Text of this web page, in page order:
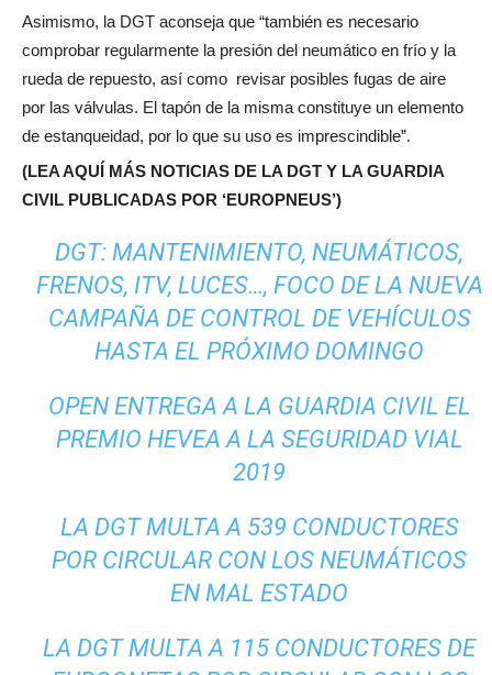
Asimismo, la DGT aconseja que “también es necesario
comprobar regularmente la presión del neumático en frío y la
rueda de repuesto, así como revisar posibles fugas de aire
por las válvulas. El tapón de la misma constituye un elemento
de estanqueidad, por lo que su uso es imprescindible”.
(LEA AQUÍ MÁS NOTICIAS DE LA DGT Y LA GUARDIA
CIVIL PUBLICADAS POR ‘EUROPNEUS’)
DGT: MANTENIMIENTO, NEUMÁTICOS,
FRENOS, ITV, LUCES…, FOCO DE LA NUEVA
CAMPAÑA DE CONTROL DE VEHÍCULOS
HASTA EL PRÓXIMO DOMINGO
OPEN ENTREGA A LA GUARDIA CIVIL EL
PREMIO HEVEA A LA SEGURIDAD VIAL
2019
LA DGT MULTA A 539 CONDUCTORES
POR CIRCULAR CON LOS NEUMÁTICOS
EN MAL ESTADO
LA DGT MULTA A 115 CONDUCTORES DE